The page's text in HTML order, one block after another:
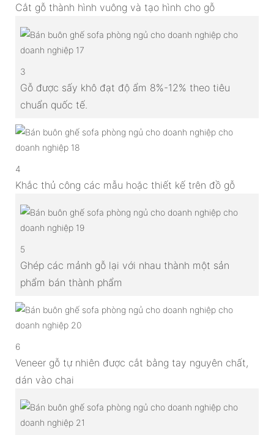
Cắt gỗ thành hình vuông và tạo hình cho gỗ
3
Gỗ được sấy khô đạt độ ẩm 8%-12% theo tiêu
chuẩn quốc tế.
4
Khắc thủ công các mẫu hoặc thiết kế trên đồ gỗ
5
Ghép các mảnh gỗ lại với nhau thành một sản
phẩm bán thành phẩm
6
Veneer gỗ tự nhiên được cắt bằng tay nguyên chất,
dán vào chai